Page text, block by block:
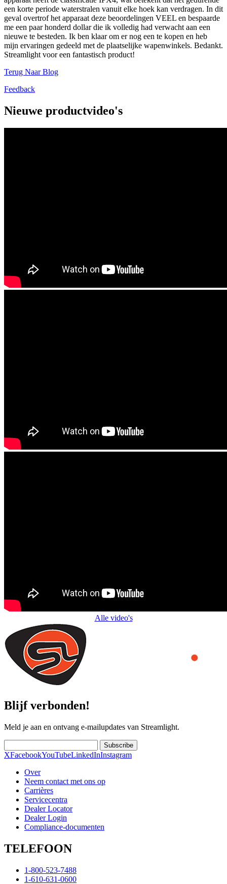
een korte periode waterstralen vanuit elke hoek kan verdragen. In dit
geval overtrof het apparaat deze beoordelingen VEEL en bespaarde
me een paar honderd dollar die ik volledig had verwacht aan een
nieuwe te besteden. Ik ben klaar om er nog een te kopen en heb
mijn ervaringen gedeeld met de plaatselijke wapenwinkels. Bedankt.
Streamlight voor een fantastisch product!
Terug Naar Blog
Feedback
Nieuwe productvideo's
Alle video's
Blijf verbonden!
Meld je aan en ontvang e-mailupdates van Streamlight.
Subscribe
XFacebookYouTubeLinkedInInstagram
Over
Neem contact met ons op
Carrières
Servicecentra
Dealer Locator
Dealer Login
Compliance-documenten
TELEFOON
1-800-523-7488
1-610-631-0600